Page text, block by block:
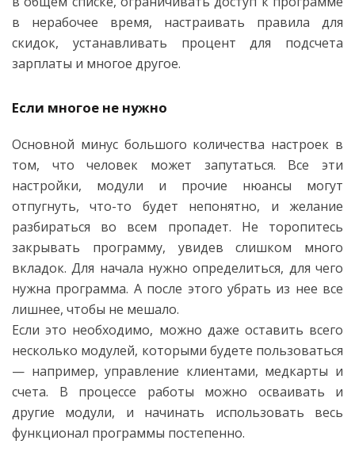
в нерабочее время, настраивать правила для
скидок, устанавливать процент для подсчета
зарплаты и многое другое.
Если многое не нужно
Основной минус большого количества настроек в
том, что человек может запутаться. Все эти
настройки, модули и прочие нюансы могут
отпугнуть, что-то будет непонятно, и желание
разбираться во всем пропадет. Не торопитесь
закрывать программу, увидев слишком много
вкладок. Для начала нужно определиться, для чего
нужна программа. А после этого убрать из нее все
лишнее, чтобы не мешало.
Если это необходимо, можно даже оставить всего
несколько модулей, которыми будете пользоваться
— например, управление клиентами, медкарты и
счета. В процессе работы можно осваивать и
другие модули, и начинать использовать весь
функционал программы постепенно.